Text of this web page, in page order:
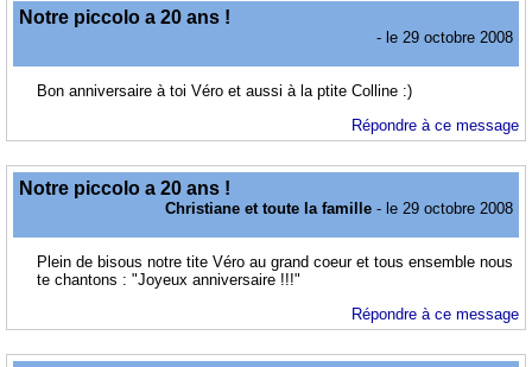
Notre piccolo a 20 ans !
- le 29 octobre 2008
Bon anniversaire à toi Véro et aussi à la ptite Colline :)
Répondre à ce message
Notre piccolo a 20 ans !
Christiane et toute la famille - le 29 octobre 2008
Plein de bisous notre tite Véro au grand coeur et tous ensemble nous
te chantons : "Joyeux anniversaire !!!"
Répondre à ce message